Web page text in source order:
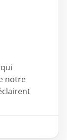
notre